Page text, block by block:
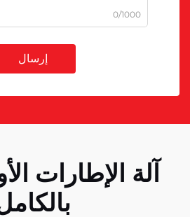
0/1000
إرسال
آلة الإطارات